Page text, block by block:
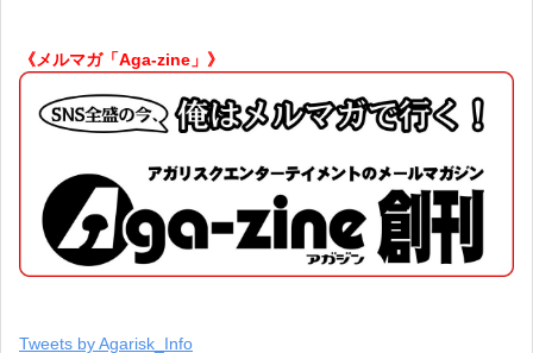
《メルマガ「Aga-zine」》
Tweets by Agarisk_Info